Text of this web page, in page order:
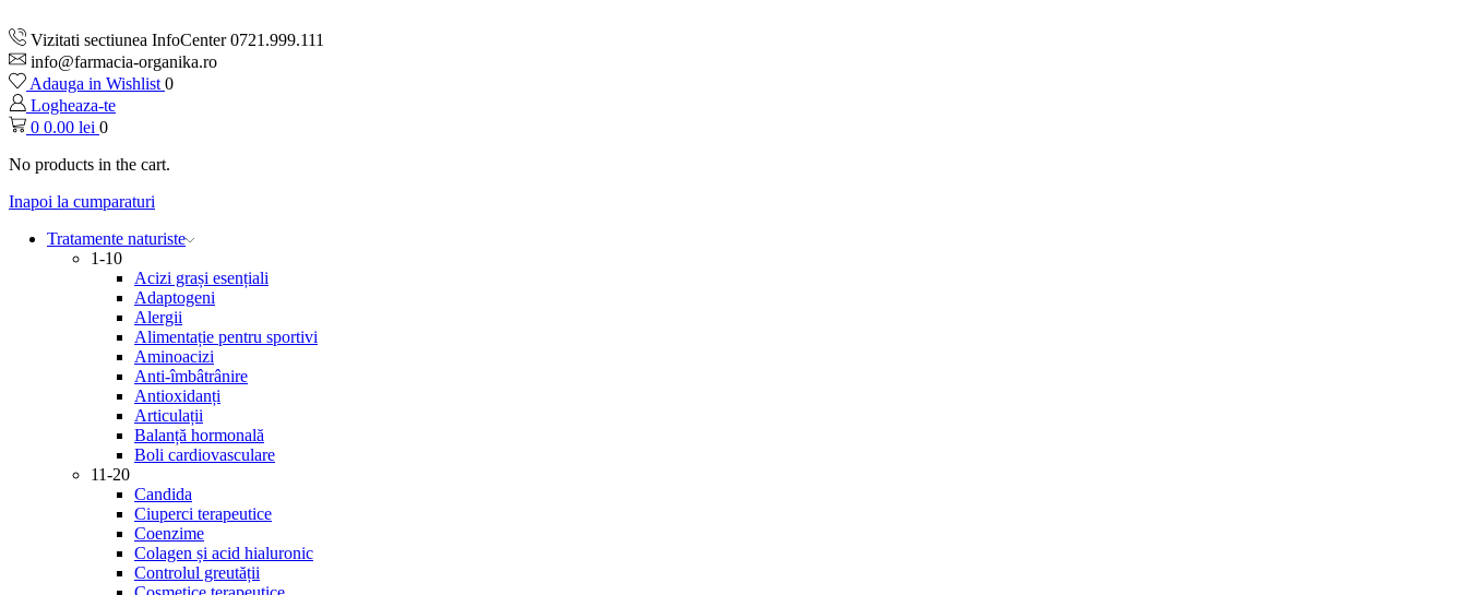
Vizitati sectiunea InfoCenter 0721.999.111
info@farmacia-organika.ro
Adauga in Wishlist 0
Logheaza-te
0 0.00 lei 0
No products in the cart.
Inapoi la cumparaturi
Tratamente naturiste
1-10
Acizi grași esențiali
Adaptogeni
Alergii
Alimentație pentru sportivi
Aminoacizi
Anti-îmbâtrânire
Antioxidanți
Articulații
Balanță hormonală
Boli cardiovasculare
11-20
Candida
Ciuperci terapeutice
Coenzime
Colagen și acid hialuronic
Controlul greutății